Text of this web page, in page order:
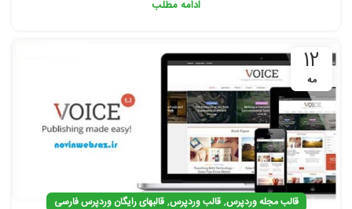
ادامه مطلب
12
مه
قالب مجله وردپرس,قالب وردپرس,قالبهای رایگان وردپرس فارسی